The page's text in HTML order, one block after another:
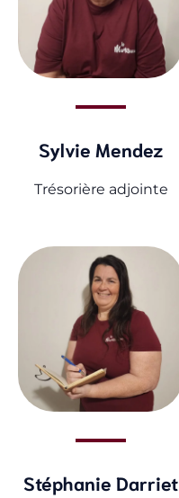
Sylvie Mendez
Trésorière adjointe
Stéphanie Darriet